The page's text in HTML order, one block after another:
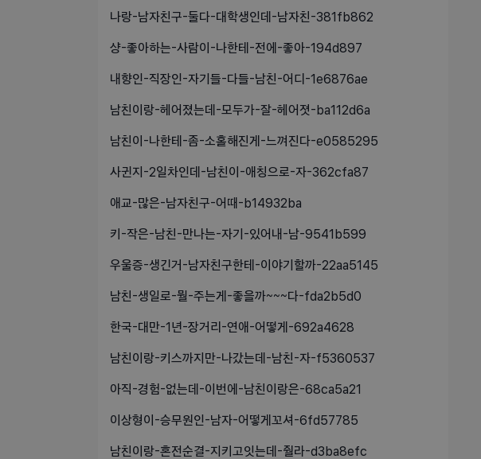
나랑-남자친구-둘다-대학생인데-남자친-381fb862
샹-좋아하는-사람이-나한테-전에-좋아-194d897
내향인-직장인-자기들-다들-남친-어디-1e6876ae
남친이랑-헤어졌는데-모두가-잘-헤어졋-ba112d6a
남친이-나한테-좀-소홀해진게-느껴진다-e0585295
사귄지-2일차인데-남친이-애칭으로-자-362cfa87
애교-많은-남자친구-어때-b14932ba
키-작은-남친-만나는-자기-있어내-남-9541b599
우울증-생긴거-남자친구한테-이야기할까-22aa5145
남친-생일로-뭘-주는게-좋을까~~~다-fda2b5d0
한국-대만-1년-장거리-연애-어떻게-692a4628
남친이랑-키스까지만-나갔는데-남친-자-f5360537
아직-경험-없는데-이번에-남친이랑은-68ca5a21
이상형이-승무원인-남자-어떻게꼬셔-6fd57785
남친이랑-혼전순결-지키고잇는데-줠라-d3ba8efc